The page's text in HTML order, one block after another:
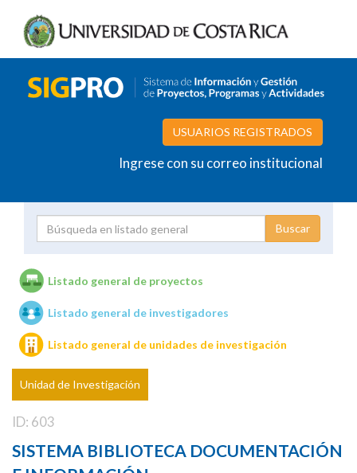
USUARIOS REGISTRADOS
Ingrese con su correo institucional
Unidades de investigación
Listado general de proyectos
Listado general de investigadores
Listado general de unidades de investigación
Unidad de Investigación
ID: 603
SISTEMA BIBLIOTECA DOCUMENTACIÓN